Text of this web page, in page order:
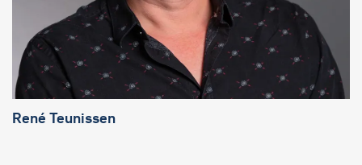
René Teunissen